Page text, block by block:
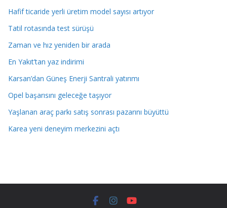
Hafif ticaride yerli üretim model sayısı artıyor
Tatil rotasında test sürüşü
Zaman ve hız yeniden bir arada
En Yakıt’tan yaz indirimi
Karsan’dan Güneş Enerji Santrali yatırımı
Opel başarısını geleceğe taşıyor
Yaşlanan araç parkı satış sonrası pazarını büyüttü
Karea yeni deneyim merkezini açtı